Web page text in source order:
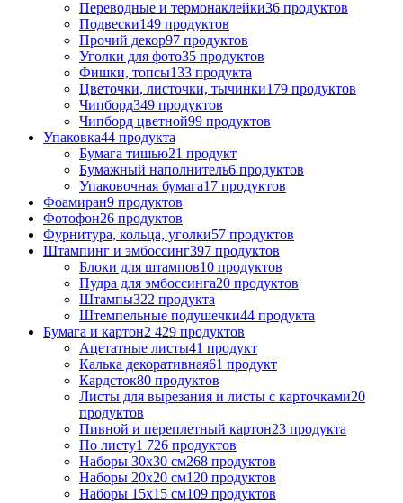
Переводные и термонаклейки36 продуктов
Подвески149 продуктов
Прочий декор97 продуктов
Уголки для фото35 продуктов
Фишки, топсы133 продукта
Цветочки, листочки, тычинки179 продуктов
Чипборд349 продуктов
Чипборд цветной99 продуктов
Упаковка44 продукта
Бумага тишью21 продукт
Бумажный наполнитель6 продуктов
Упаковочная бумага17 продуктов
Фоамиран9 продуктов
Фотофон26 продуктов
Фурнитура, кольца, уголки57 продуктов
Штампинг и эмбоссинг397 продуктов
Блоки для штампов10 продуктов
Пудра для эмбоссинга20 продуктов
Штампы322 продукта
Штемпельные подушечки44 продукта
Бумага и картон2 429 продуктов
Ацетатные листы41 продукт
Калька декоративная61 продукт
Кардсток80 продуктов
Листы для вырезания и листы с карточками20
продуктов
Пивной и переплетный картон23 продукта
По листу1 726 продуктов
Наборы 30х30 см268 продуктов
Наборы 20х20 см120 продуктов
Наборы 15х15 см109 продуктов